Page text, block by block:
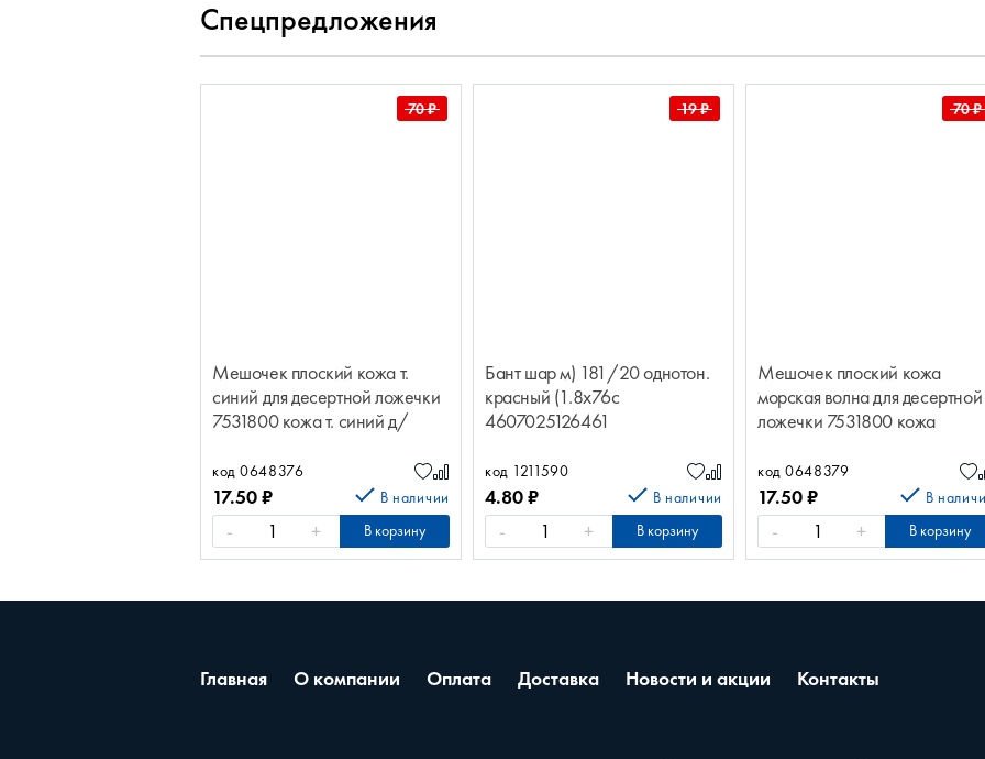
Спецпредложения
70₽
Мешочек плоский кожа т.
синий для десертной ложечки
7531800 кожа т. синий д/
код 0648376
17.50₽ В наличии
- + В корзину
19₽
Бант шар м) 181/20 однотон.
красный (1.8х76с
4607025126461
код 1211590
4.80₽ В наличии
- + В корзину
70₽
Мешочек плоский кожа
морская волна для десертной
ложечки 7531800 кожа
код 0648379
17.50₽ В
- + В корзину
Главная О компании Оплата Доставка Новости и акции Контакты